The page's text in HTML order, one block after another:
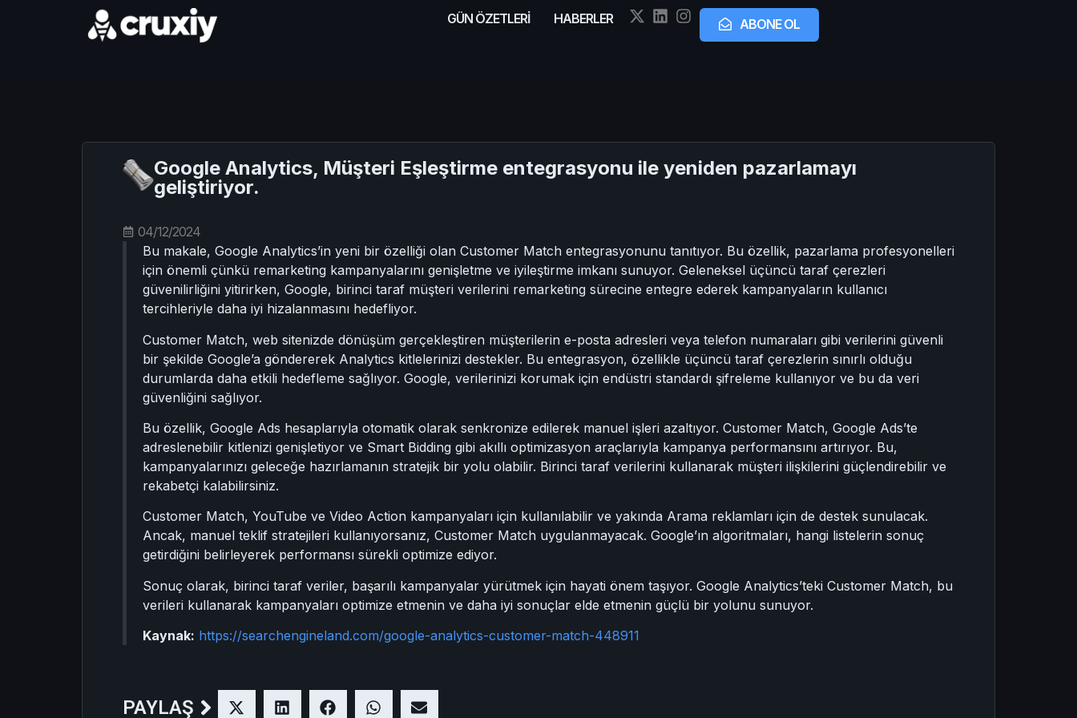
GÜN ÖZETLERİ HABERLER ABONE OL
Google Analytics, Müşteri Eşleştirme entegrasyonu ile yeniden pazarlamayı
geliştiriyor.
04/12/2024
Bu makale, Google Analytics’in yeni bir özelliği olan Customer Match entegrasyonunu tanıtıyor. Bu özellik, pazarlama profesyonelleri
için önemli çünkü remarketing kampanyalarını genişletme ve iyileştirme imkanı sunuyor. Geleneksel üçüncü taraf çerezleri
güvenilirliğini yitirirken, Google, birinci taraf müşteri verilerini remarketing sürecine entegre ederek kampanyaların kullanıcı
tercihleriyle daha iyi hizalanmasını hedefliyor.
Customer Match, web sitenizde dönüşüm gerçekleştiren müşterilerin e-posta adresleri veya telefon numaraları gibi verilerini güvenli
bir şekilde Google’a göndererek Analytics kitlelerinizi destekler. Bu entegrasyon, özellikle üçüncü taraf çerezlerin sınırlı olduğu
durumlarda daha etkili hedefleme sağlıyor. Google, verilerinizi korumak için endüstri standardı şifreleme kullanıyor ve bu da veri
güvenliğini sağlıyor.
Bu özellik, Google Ads hesaplarıyla otomatik olarak senkronize edilerek manuel işleri azaltıyor. Customer Match, Google Ads’te
adreslenebilir kitlenizi genişletiyor ve Smart Bidding gibi akıllı optimizasyon araçlarıyla kampanya performansını artırıyor. Bu,
kampanyalarınızı geleceğe hazırlamanın stratejik bir yolu olabilir. Birinci taraf verilerini kullanarak müşteri ilişkilerini güçlendirebilir ve
rekabetçi kalabilirsiniz.
Customer Match, YouTube ve Video Action kampanyaları için kullanılabilir ve yakında Arama reklamları için de destek sunulacak.
Ancak, manuel teklif stratejileri kullanıyorsanız, Customer Match uygulanmayacak. Google’ın algoritmaları, hangi listelerin sonuç
getirdiğini belirleyerek performansı sürekli optimize ediyor.
Sonuç olarak, birinci taraf veriler, başarılı kampanyalar yürütmek için hayati önem taşıyor. Google Analytics’teki Customer Match, bu
verileri kullanarak kampanyaları optimize etmenin ve daha iyi sonuçlar elde etmenin güçlü bir yolunu sunuyor.
Kaynak: https://searchengineland.com/google-analytics-customer-match-448911
PAYLAŞ